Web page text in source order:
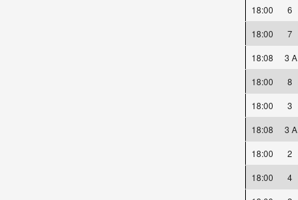
18:00
6
18:00
7
18:08
3 A
18:00
8
18:00
3
18:08
3 A
18:00
2
18:00
4